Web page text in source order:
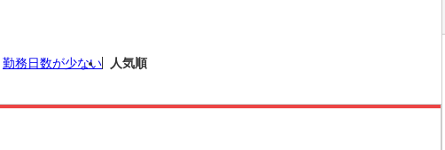
勤務日数が少ない 人気順